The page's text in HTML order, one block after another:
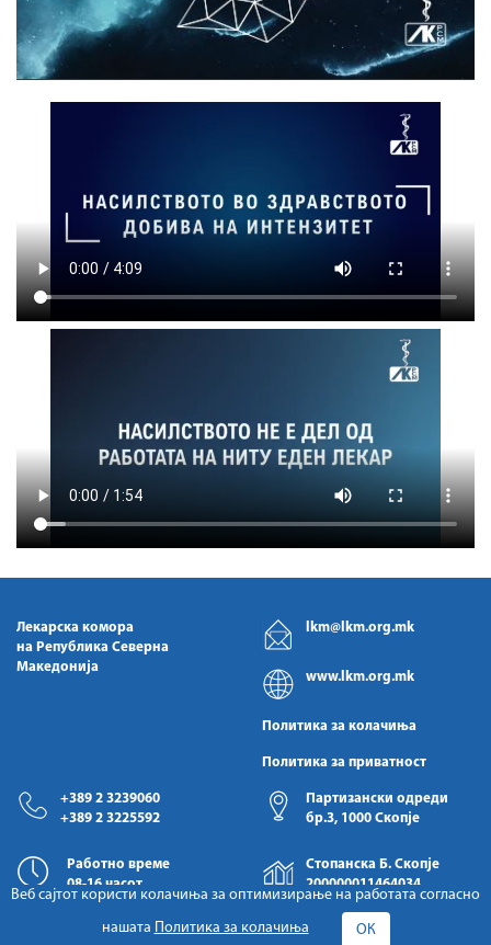
Лекарска комора
на Република Северна
Македонија
lkm@lkm.org.mk
www.lkm.org.mk
Политика за колачиња
Политика за приватност
+389 2 3239060
+389 2 3225592
Партизански одреди
бр.3, 1000 Скопје
Работно време
08-16 часот
Стопанска Б. Скопје
200000011464034
Веб сајтот користи колачиња за оптимизирање на работата согласно
нашата
Политика за колачиња ОК